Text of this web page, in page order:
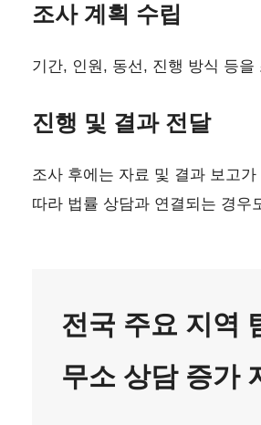
조사 계획 수립
기간, 인원, 동선, 진행 방식 등을
진행 및 결과 전달
조사 후에는 자료 및 결과 보고가
따라 법률 상담과 연결되는 경우
전국 주요 지역
무소 상담 증가